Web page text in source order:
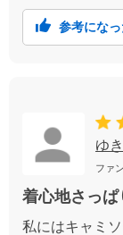
参考になっ
ゆ
ファ
着心地さっぱ
私にはキャミ